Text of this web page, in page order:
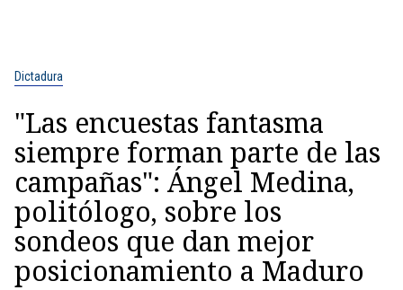
Dictadura
"Las encuestas fantasma
siempre forman parte de las
campañas": Ángel Medina,
politólogo, sobre los
sondeos que dan mejor
posicionamiento a Maduro